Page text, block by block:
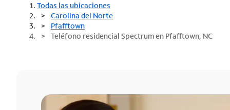
Todas las ubicaciones
Carolina del Norte
Pfafftown
Teléfono residencial Spectrum en Pfafftown, NC